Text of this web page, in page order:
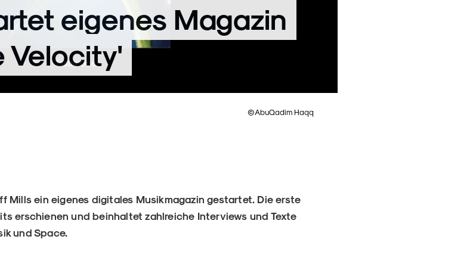
©AbuQadim Haqq
eigenes Magazin
Velocity'
Mills ein eigenes digitales Musikmagazin gestartet. Die erste
erschienen und beinhaltet zahlreiche Interviews und Texte
und Space.